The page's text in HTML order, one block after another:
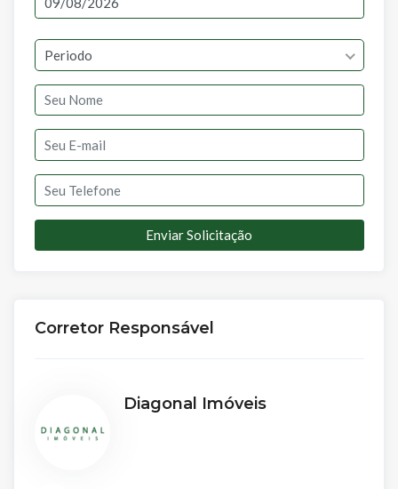
Periodo
Enviar Solicitação
Corretor Responsável
Diagonal Imóveis